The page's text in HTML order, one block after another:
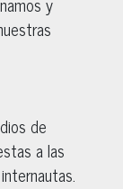
de
a las